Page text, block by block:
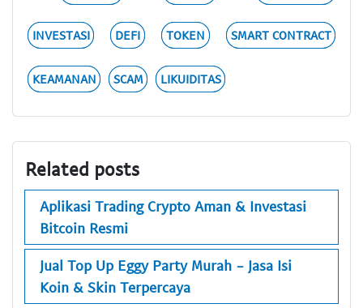
INVESTASI DEFI TOKEN SMART CONTRACT
KEAMANAN SCAM LIKUIDITAS
Related posts
Aplikasi Trading Crypto Aman & Investasi
Bitcoin Resmi
Jual Top Up Eggy Party Murah - Jasa Isi
Koin & Skin Terpercaya